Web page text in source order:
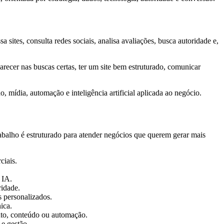
consulta redes sociais, analisa avaliações, busca autoridade e,
nas buscas certas, ter um site bem estruturado, comunicar
mídia, automação e inteligência artificial aplicada ao negócio.
é estruturado para atender negócios que querem gerar mais
IA.
personalizados.
conteúdo ou automação.